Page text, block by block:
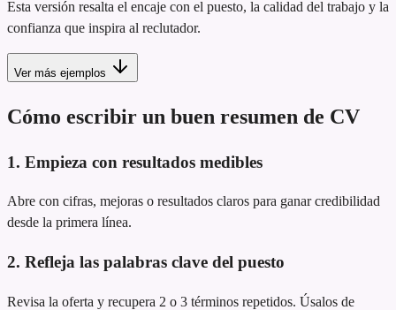
Esta versión resalta el encaje con el puesto, la calidad del trabajo y la
confianza que inspira al reclutador.
Ver más ejemplos
Cómo escribir un buen resumen de CV
1. Empieza con resultados medibles
Abre con cifras, mejoras o resultados claros para ganar credibilidad
desde la primera línea.
2. Refleja las palabras clave del puesto
Revisa la oferta y recupera 2 o 3 términos repetidos. Úsalos de